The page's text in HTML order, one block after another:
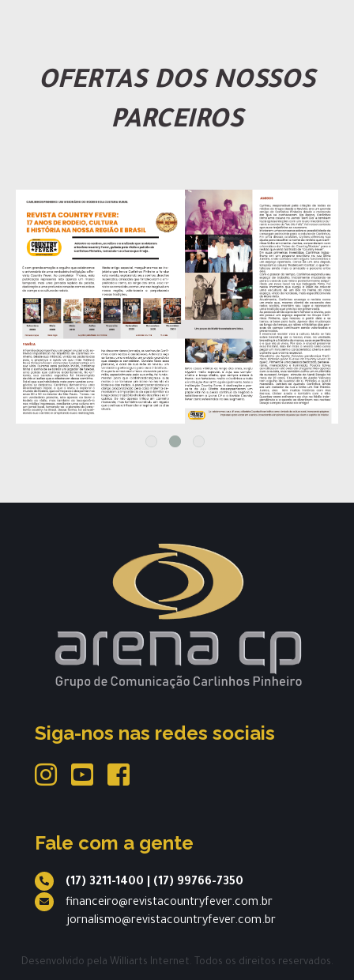
OFERTAS DOS NOSSOS
PARCEIROS
Siga-nos nas redes sociais
Fale com a gente
(17) 3211-1400
(17) 99766-7350
financeiro@revistacountryfever.com.br
jornalismo@revistacountryfever.com.br
Desenvolvido pela Williarts Internet. Todos os direitos reservados.